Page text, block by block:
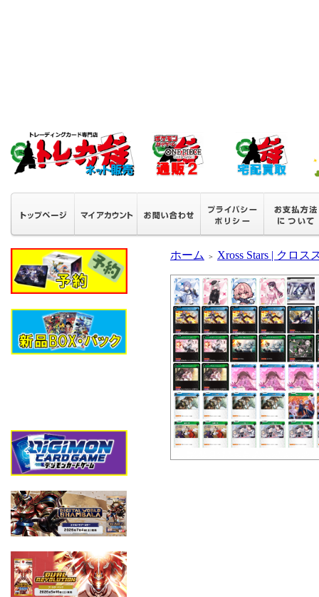
ホーム ＞ Xross Stars | クロス